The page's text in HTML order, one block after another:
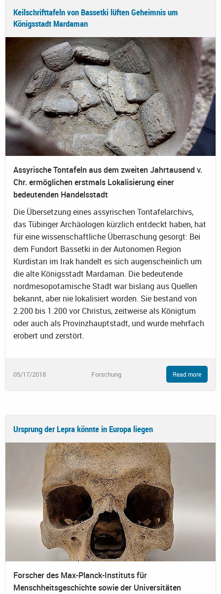
Keilschrifttafeln von Bassetki lüften Geheimnis um
Königsstadt Mardaman
Assyrische Tontafeln aus dem zweiten Jahrtausend v.
Chr. ermöglichen erstmals Lokalisierung einer
bedeutenden Handelsstadt
Die Übersetzung eines assyrischen Tontafelarchivs,
das Tübinger Archäologen kürzlich entdeckt haben, hat
für eine wissenschaftliche Überraschung gesorgt: Bei
dem Fundort Bassetki in der Autonomen Region
Kurdistan im Irak handelt es sich augenscheinlich um
die alte Königsstadt Mardaman. Die bedeutende
nordmesopotamische Stadt war bislang aus Quellen
bekannt, aber nie lokalisiert worden. Sie bestand von
2.200 bis 1.200 vor Christus, zeitweise als Königtum
oder auch als Provinzhauptstadt, und wurde mehrfach
erobert und zerstört.
05/17/2018 Forschung Read more
Ursprung der Lepra könnte in Europa liegen
Forscher des Max-Planck-Instituts für
Menschheitsgeschichte sowie der Universitäten